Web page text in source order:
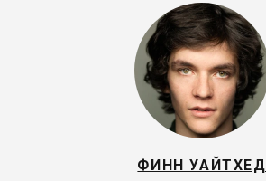
ФИНН УАЙТХЕД